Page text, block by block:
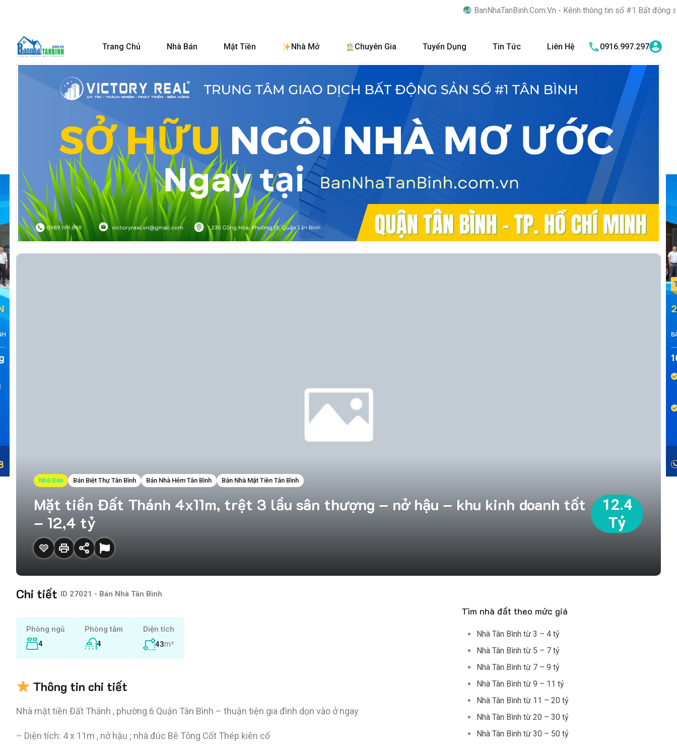
BanNhaTanBinh.Com.Vn - Kênh thông tin số #1 Bất động sản quận
Trang Chủ Nhà Bán Mặt Tiền Nhà Mở Chuyên Gia Tuyển Dụng Tin Tức Liên Hệ 0916.997.297
Nhà Bán Bán Biệt Thự Tân Bình Bán Nhà Hẻm Tân Bình Bán Nhà Mặt Tiền Tân Bình
Mặt tiền Đất Thánh 4x11m, trệt 3 lầu sân thượng – nở hậu – khu kinh doanh tốt
– 12,4 tỷ
12.4
Tỷ
Chi tiết ID 27021 - Bán Nhà Tân Bình
Phòng ngủ
4
Phòng tắm
4
Diện tích
43m²
Thông tin chi tiết
Nhà mặt tiền Đất Thánh , phường 6 Quận Tân Bình – thuận tiện gia đình dọn vào ở ngay
– Diện tích: 4 x 11m , nở hậu ; nhà đúc Bê Tông Cốt Thép kiên cố
Tìm nhà đất theo mức giá
Nhà Tân Bình từ 3 – 4 tỷ
Nhà Tân Bình từ 5 – 7 tỷ
Nhà Tân Bình từ 7 – 9 tỷ
Nhà Tân Bình từ 9 – 11 tỷ
Nhà Tân Bình từ 11 – 20 tỷ
Nhà Tân Bình từ 20 – 30 tỷ
Nhà Tân Bình từ 30 – 50 tỷ